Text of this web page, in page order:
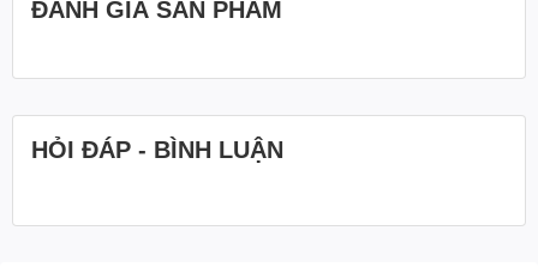
ĐÁNH GIÁ SẢN PHẨM
HỎI ĐÁP - BÌNH LUẬN